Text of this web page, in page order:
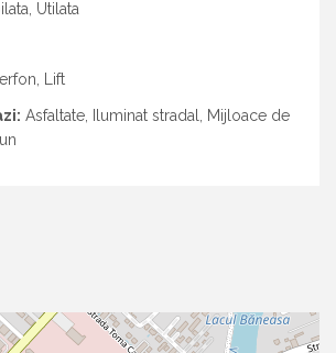
Utilata
Lift
Asfaltate, Iluminat stradal, Mijloace de